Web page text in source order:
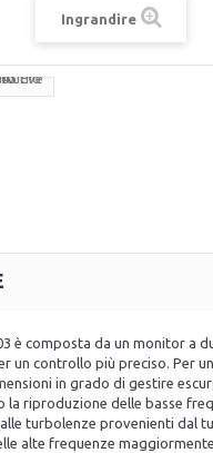
Ingrandire
è composta da un monitor a
un controllo più preciso. Per
in grado di gestire
riproduzione delle basse
turbolenze provenienti dal
alte frequenze